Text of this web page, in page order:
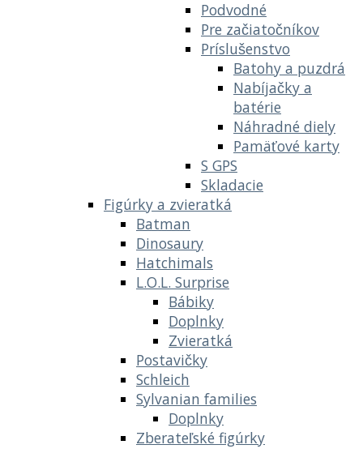
Podvodné
Pre začiatočníkov
Príslušenstvo
Batohy a puzdrá
Nabíjačky a
batérie
Náhradné diely
Pamäťové karty
S GPS
Skladacie
Figúrky a zvieratká
Batman
Dinosaury
Hatchimals
L.O.L. Surprise
Bábiky
Doplnky
Zvieratká
Postavičky
Schleich
Sylvanian families
Doplnky
Zberateľské figúrky